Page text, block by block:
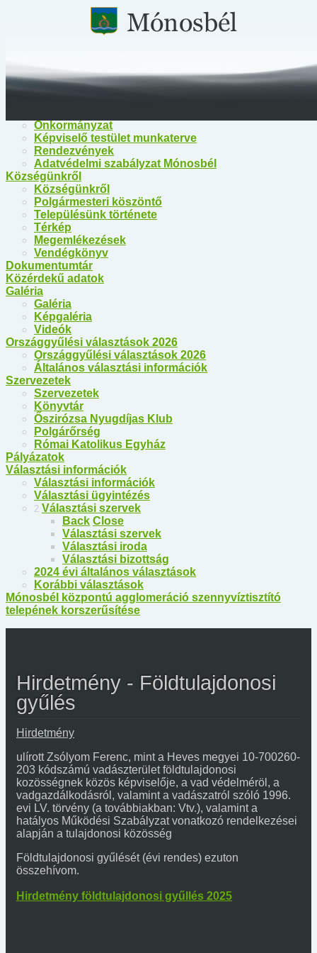
Közérdekű információk
Polgármesteri Hivatal Mónosbél
Közös Hivatal Bélapátfalva
Önkormányzat
Képviselő testület munkaterve
Rendezvények
Adatvédelmi szabályzat Mónosbél
Községünkről
Községünkről
Polgármesteri köszöntő
Településünk története
Térkép
Megemlékezések
Vendégkönyv
Dokumentumtár
Közérdekű adatok
Galéria
Galéria
Képgaléria
Videók
Országgyűlési választások 2026
Országgyűlési választások 2026
Általános választási információk
Szervezetek
Szervezetek
Könyvtár
Őszirózsa Nyugdíjas Klub
Polgárőrség
Római Katolikus Egyház
Pályázatok
Választási információk
Választási információk
Választási ügyintézés
2 Választási szervek
Back Close
Választási szervek
Választási iroda
Választási bizottság
2024 évi általános választások
Korábbi választások
Mónosbél központú agglomeráció szennyvíztisztító
telepének korszerűsítése
Hirdetmény - Földtulajdonosi
gyűlés
Hirdetmény
ulírott Zsólyom Ferenc, mint a Heves megyei 10-700260-
203 kódszámú vadászterület földtulajdonosi
kozösségnek közös képviselője, a vad védelméröl, a
vadgazdálkodásról, valamint a vadászatról szóló 1996.
evi LV. törvény (a továbbiakban: Vtv.), valamint a
hatályos Működési Szabályzat vonatkozó rendelkezései
alapján a tulajdonosi közösség
Földtulajdonosi gyűlését (évi rendes) ezuton
összehívom.
Hirdetmény földtulajdonosi gyűllés 2025